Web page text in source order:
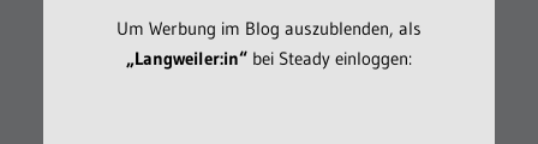
Um Werbung im Blog auszublenden, als
„Langweiler:in“bei Steady einloggen: